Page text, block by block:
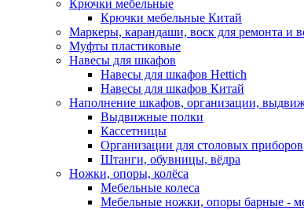
Крючки мебельные
Крючки мебельные Китай
Маркеры, карандаши, воск для ремонта и
Муфты пластиковые
Навесы для шкафов
Навесы для шкафов Hettich
Навесы для шкафов Китай
Наполнение шкафов, организации,
Выдвижные полки
Кассетницы
Организации для столовых приборов
Штанги, обувницы, вёдра
Ножки, опоры, колёса
Мебельные колеса
Мебельные ножки, опоры барные -